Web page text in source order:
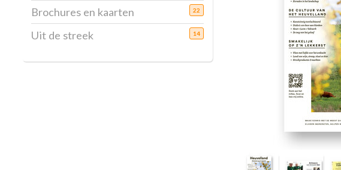
Brochures en kaarten 22
Uit de streek 14